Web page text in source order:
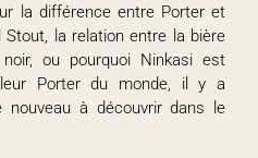
la différence entre Porter et
Stout, la relation entre la bière
ou pourquoi Ninkasi est
Porter du monde, il y a
nouveau à découvrir dans le